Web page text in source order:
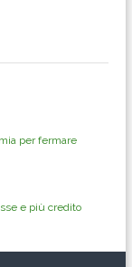
per fermare
e più credito